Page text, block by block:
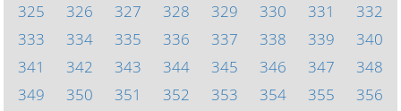
325
326 327 328 329 330 331
332
333
334 335 336 337 338 339
340
341
342 343 344 345 346 347
348
349
350 351 352 353 354 355
356